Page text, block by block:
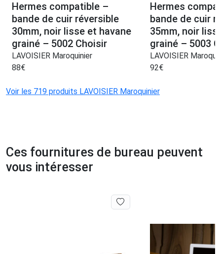
Hermes compatible –
bande de cuir réversible
30mm, noir lisse et havane
grainé – 5002 Choisir
LAVOISIER Maroquinier
88€
Hermes
bande de cuir
35mm, noir
grainé – 5003
LAVOISIER
92€
Voir les 719 produits LAVOISIER Maroquinier
Ces fournitures de bureau peuvent
vous intéresser